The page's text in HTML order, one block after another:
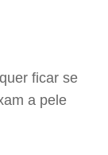
ficar se
a pele